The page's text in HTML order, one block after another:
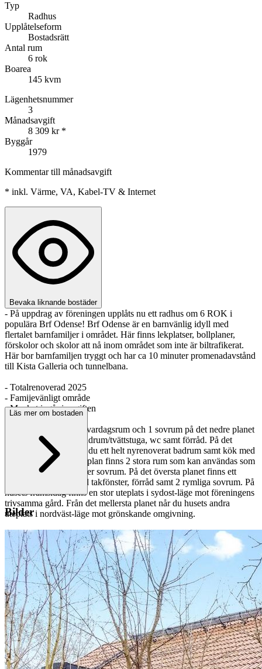
Typ
Radhus
Upplåtelseform
Bostadsrätt
Antal rum
6 rok
Boarea
145 kvm
Lägenhetsnummer
3
Månadsavgift
8 309 kr*
Byggår
1979
Kommentar till månadsavgift
* inkl. Värme, VA, Kabel-TV & Internet
Bevaka liknande bostäder
- På uppdrag av föreningen upplåts nu ett radhus om 6 ROK i
populära Brf Odense! Brf Odense är en barnvänlig idyll med
flertalet barnfamiljer i området. Här finns lekplatser, bollplaner,
förskolor och skolor att nå inom området som inte är biltrafikerat.
Här bor barnfamiljen tryggt och har ca 10 minuter promenadavstånd
till Kista Galleria och tunnelbana.
- Totalrenoverad 2025
- Famijevänligt område
- Mycket ingår i avgiften
- Bostaden erbjuder 1 vardagsrum och 1 sovrum på det nedre planet
tillsammans med ett badrum/tvättstuga, wc samt förråd. På det
mellersta planet finner du ett helt nyrenoverat badrum samt kök med
stor matplats. På detta plan finns 2 stora rum som kan användas som
vardagsrum, matsal eller sovrum. På det översta planet finns ett
öppet vardagsrum med takfönster, förråd samt 2 rymliga sovrum. På
husets framsidag finns en stor uteplats i sydost-läge mot föreningens
trivsamma gård. Från det mellersta planet når du husets andra
uteplats i nordväst-läge mot grönskande omgivning.
- Kontakta mäklaren för att boka en privatvisning, tack!
- På Jyllandsgatan 11 bor du med kvalitén och friheten av ett radhus
men har samtidigt den ekonomiska tryggheten i den välskötta
föreningen. I avgiften ingår värme, vatten, kabel-tv, internet,
sophämtning, förråd, samt det yttre underhållet av fastigheterna. Brf
Odense har en låg belåningsgrad om 4699 kr/kvm (2023) samt en
god kassa och välskötta fastigheter. Föreningen har fortfarande 2
hyresrätter i sin ägo som utgör framtida intäkter för föreningen. Här
finns det möjlighet att hyra garageplats samt garageplats med
laddstolpe för elbil. Föreningen har en fräsch tvättstuga samt
festlokal som kan hyras av medlemmarna.
Läs mer om bostaden
Bilder